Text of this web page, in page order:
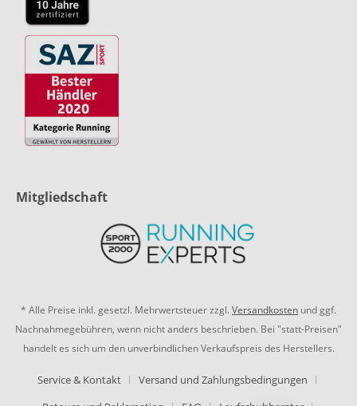
Mitgliedschaft
* Alle Preise inkl. gesetzl. Mehrwertsteuer zzgl. Versandkosten und ggf.
Nachnahmegebühren, wenn nicht anders beschrieben. Bei "statt-Preisen"
handelt es sich um den unverbindlichen Verkaufspreis des Herstellers.
Service & Kontakt
Versand und Zahlungsbedingungen